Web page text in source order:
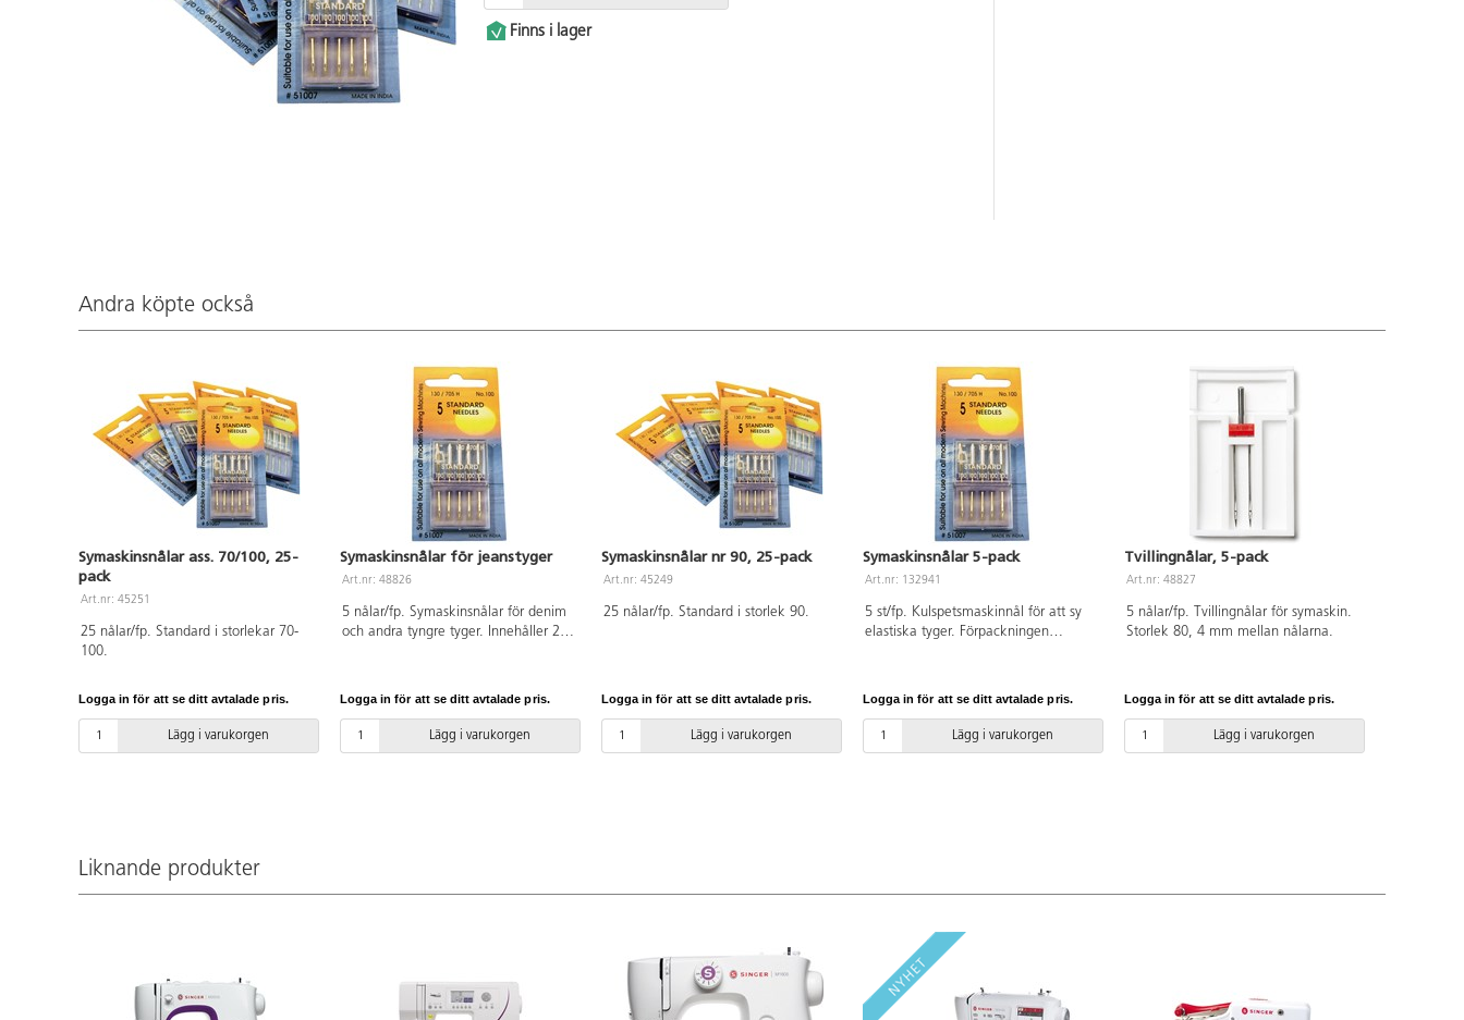
Finns i lager
Andra köpte också
Symaskinsnålar ass. 70/100, 25-
pack
Art.nr: 45251
25 nålar/fp. Standard i storlekar 70-
100.
Logga in för att se ditt avtalade pris.
Lägg i varukorgen
Symaskinsnålar för jeanstyger
Art.nr: 48826
5 nålar/fp. Symaskinsnålar för denim
och andra tyngre tyger. Innehåller 2
Logga in för att se ditt avtalade pris.
Lägg i varukorgen
Symaskinsnålar nr 90, 25-pack
Art.nr: 45249
25 nålar/fp. Standard i storlek 90.
Logga in för att se ditt avtalade pris.
Lägg i varukorgen
Symaskinsnålar 5-pack
Art.nr: 132941
5 st/fp. Kulspetsmaskinnål för att sy
elastiska tyger. Förpackningen
Logga in för att se ditt avtalade pris.
Lägg i varukorgen
Tvillingnålar, 5-pack
Art.nr: 48827
5 nålar/fp. Tvillingnålar för symaskin.
Storlek 80, 4 mm mellan nålarna.
Logga in för att se ditt avtalade pris.
Lägg i varukorgen
Liknande produkter